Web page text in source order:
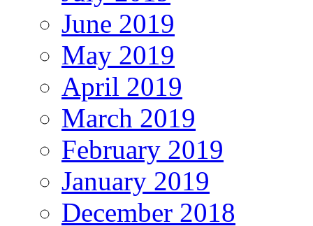
June 2019
May 2019
April 2019
March 2019
February 2019
January 2019
December 2018